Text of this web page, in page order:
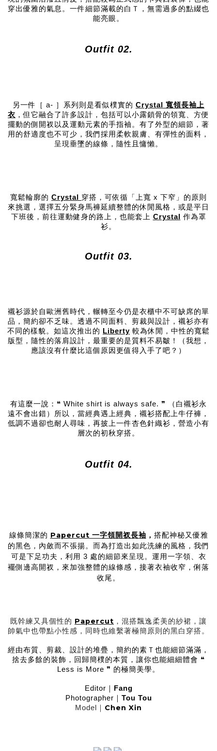
穿出優雅的氣息。一件細節滿載的白Ｔ，無需過多的點綴也
能亮眼。
Outfit 02.
另一件［ a- ］系列則是看似樸實的 Crystal 寬領長袖上
衣 ，但它融合了許多設計，包括可以小露鎖骨的領寬、方便
擺動的側開衩以及運動元素的手指袖。有了外型的細節，著
用的舒適度也不可少，我們採用柔軟親膚、有彈性的面料，
呈現垂墜的線條，隨性且慵懶。
寬鬆輪廓的 Crystal 穿搭，可依循「上寬 x 下窄」的原則
來挑選，選擇五分緊身馬褲延續整體的休閒風格，或是平日
下班後，前往運動健身的路上，也能套上 Crystal
作為罩
衫。
Outfit 03.
襯衫源於自歐洲舊時代，輾轉至今仍是衣櫃中不可缺席的單
品，簡約卻不乏味。透過不同面料、剪裁與設計，襯衫亦有
不同的樣貌。如這次推出的
Liberty 較為休閒，中性的寬鬆
版型，隨性的落肩設計，最重要的是質料不易皺！（我想，
應該沒有什麼比這個原因更值得入手了吧？）
有這麼一說：❝ White shirt is always safe. ❞ （白襯衫永
遠不會出錯）所以，當經典遇上經典，襯衫搭配上牛仔褲，
低調不過卻也耐人尋味，再披上一件杏色針織衫，營造小有
層次的初秋穿搭。
Outfit 04.
線條簡潔的 Papercut 一字領開衩長袖 ， 搭配神秘又優雅
的黑色，內斂而不張揚。而為打造出如此洗練的風格，我們
可是下足功夫，利用 3 處的細節來呈現。運用一字領、衣
襬側邊高開衩，來加強整體的線條感，接著衣袖收窄，俐落
收尾。
既幹練又具個性的 Papercut ，混搭飄逸柔美的紗裙，讓
帥氣中也帶點小性感，同時也維繫著極簡原則的黑白穿搭。
經由布質、剪裁、設計的堆疊，簡約的素Ｔ也能細節滿滿，
捨去多餘的裝飾，回歸簡樸的本質，讓你也能細細體會 ❝
Less is More ❞ 的極簡美學。
Editor｜
Fang
Photographer｜ Tou Tou
Model｜ Chen Xin